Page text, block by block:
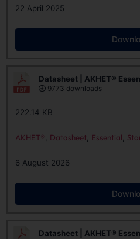
22 April 2025
Datasheet | AKHET®
9773 downloads
222.14 KB
AKHET® Datasheet Essential
6 August 2026
Datasheet | AKHET®